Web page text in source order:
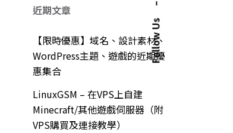
Follow Us
–
近期文章
【限時優惠】域名、設計素材、
WordPress主題、遊戲的近期優
惠集合
LinuxGSM – 在VPS上自建
Minecraft/其他遊戲伺服器（附
VPS購買及連接教學）